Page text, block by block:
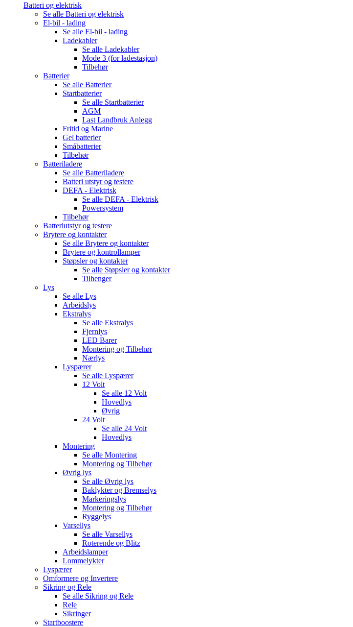
Batteri og elektrisk
Se alle Batteri og elektrisk
El-bil - lading
Se alle El-bil - lading
Ladekabler
Se alle Ladekabler
Mode 3 (for ladestasjon)
Tilbehør
Batterier
Se alle Batterier
Startbatterier
Se alle Startbatterier
AGM
Last Landbruk Anlegg
Fritid og Marine
Gel batterier
Småbatterier
Tilbehør
Batteriladere
Se alle Batteriladere
Batteri utstyr og testere
DEFA - Elektrisk
Se alle DEFA - Elektrisk
Powersystem
Tilbehør
Batteriutstyr og testere
Brytere og kontakter
Se alle Brytere og kontakter
Brytere og kontrollamper
Støpsler og kontakter
Se alle Støpsler og kontakter
Tilhenger
Lys
Se alle Lys
Arbeidslys
Ekstralys
Se alle Ekstralys
Fjernlys
LED Barer
Montering og Tilbehør
Nærlys
Lyspærer
Se alle Lyspærer
12 Volt
Se alle 12 Volt
Hovedlys
Øvrig
24 Volt
Se alle 24 Volt
Hovedlys
Montering
Se alle Montering
Montering og Tilbehør
Øvrig lys
Se alle Øvrig lys
Baklykter og Bremselys
Markeringslys
Montering og Tilbehør
Ryggelys
Varsellys
Se alle Varsellys
Roterende og Blitz
Arbeidslamper
Lommelykter
Lyspærer
Omformere og Invertere
Sikring og Rele
Se alle Sikring og Rele
Rele
Sikringer
Startboostere